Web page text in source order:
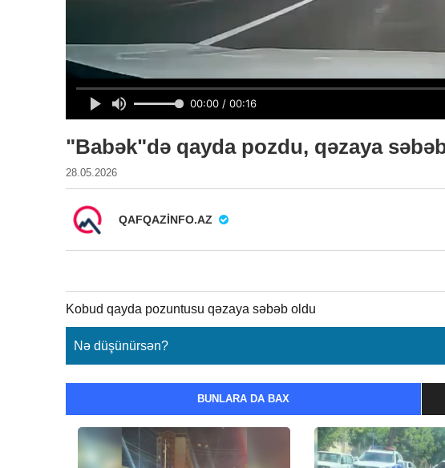
"Babək"də qayda pozdu, qəzaya
28.05.2026
QAFQAZINFO.AZ
Kobud qayda pozuntusu qəzaya səbəb oldu
Nə düşünürsən?
BUNLARA DA BAX